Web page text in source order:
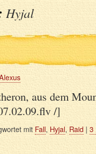
Hyjal
aus dem
/]
mit Fall, Hyjal, Raid | 3